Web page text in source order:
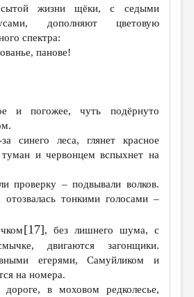
жизни щёки, с седыми
дополняют цветовую
спектра:
панове!
и погожее, чуть подёрнуто
синего леса, глянет красное
туман и червонцем вспыхнет на
проверку – подвывали волков.
тонкими голосами –
[17], без лишнего шума, с
двигаются загонщики.
егерями, Самуйликом и
на номера.
в моховом редколесье,